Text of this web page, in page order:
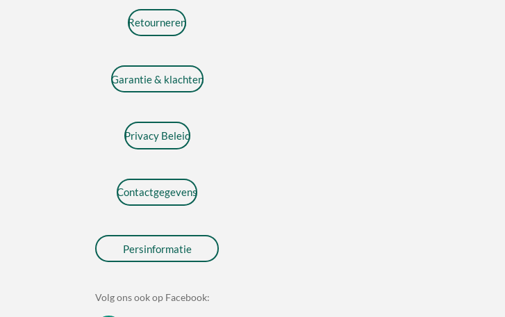
Retourneren
Garantie & klachten
Privacy Beleid
Contactgegevens
Persinformatie
Volg ons ook op Facebook: